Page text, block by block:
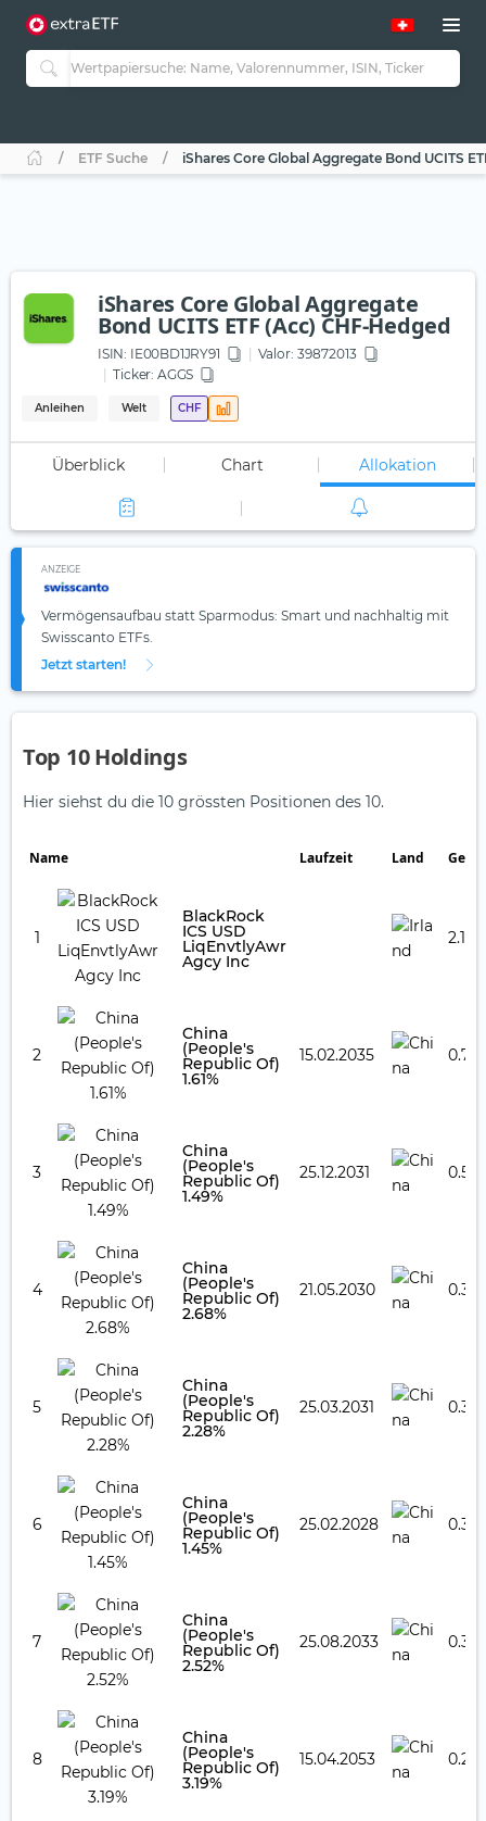
ETF Suche iShares Core Global Aggregate Bond UCITS
iShares Core Global Aggregate
Bond UCITS ETF (Acc) CHF-Hedged
ISIN: IE00BD1JRY91
Valor: 39872013
Ticker: AGGS
Anleihen Welt CHF
Überblick Chart Allokation
ANZEIGE
Vermögensaufbau statt Sparmodus: Smart und nachhaltig mit
Swisscanto ETFs.
Jetzt starten!
Top 10 Holdings
Hier siehst du die 10 grössten Positionen des 10.
Name Laufzeit Land
1
BlackRock
ICS USD
LiqEnvtlyAwr
Agcy Inc
2.18
2
China
(People's
Republic Of)
1.61%
15.02.2035 0.75
3
China
(People's
Republic Of)
1.49%
25.12.2031 0.50
4
China
(People's
Republic Of)
2.68%
21.05.2030 0.37
5
China
(People's
Republic Of)
2.28%
25.03.2031 0.37
6
China
(People's
Republic Of)
1.45%
25.02.2028 0.35
7
China
(People's
Republic Of)
2.52%
25.08.2033 0.31
8
China
(People's
Republic Of)
3.19%
15.04.2053 0.27